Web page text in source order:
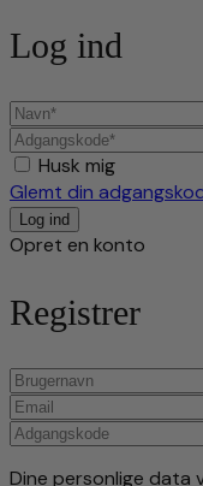
Log ind
Husk mig
Glemt din
Opret en konto
Registrer
Dine personlige